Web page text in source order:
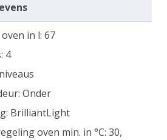
in l: 67
4
Onder
BrilliantLight
oven min. in °C: 30,